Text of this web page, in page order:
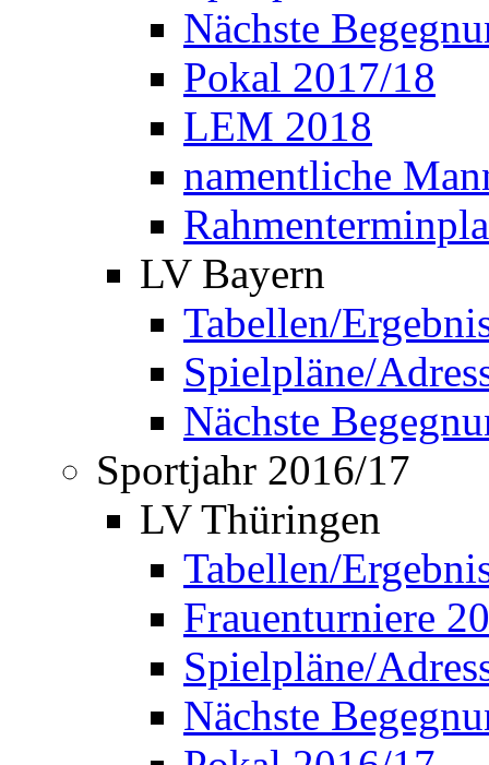
Nächste
Pokal 2017/18
LEM 2018
namentliche
LV Bayern
Tabellen/
Spielpläne/
Nächste
Sportjahr 2016/17
LV Thüringen
Tabellen/
Frauenturniere
Spielpläne/
Nächste